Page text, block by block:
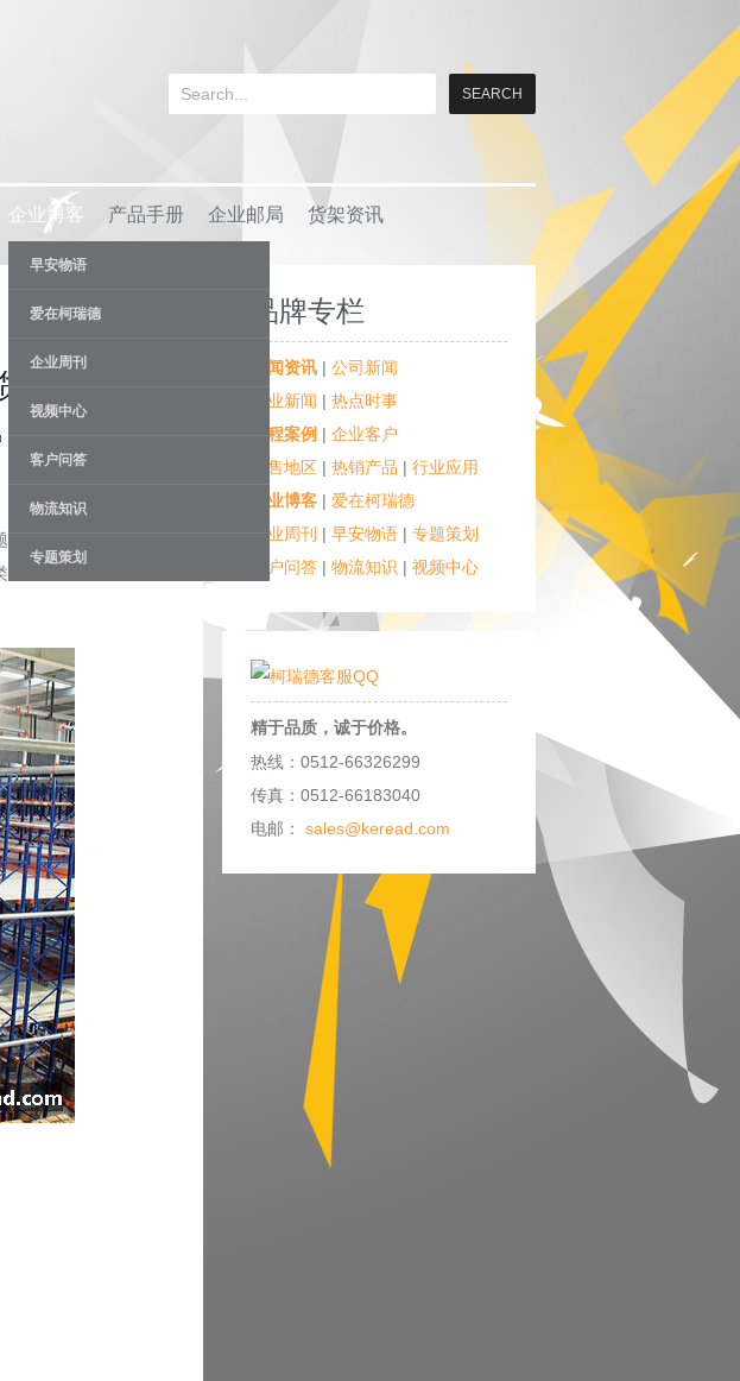
企业博客
早安物语
爱在柯瑞德
企业周刊
视频中心
客户问答
物流知识
专题策划
产品手册 企业邮局 货架资讯
架？
来西亚等）、不同行
种多样，但多涉及怎
，今天我们就来简要
品牌专栏
新闻资讯 | 公司新闻
行业新闻 | 热点时事
工程案例 | 企业客户
销售地区 | 热销产品 | 行业应用
企业博客 | 爱在柯瑞德
企业周刊 | 早安物语 | 专题策划
客户问答 | 物流知识 | 视频中心
精于品质，诚于价格。
热线：0512-66326299
传真：0512-66183040
电邮： sales@keread.com